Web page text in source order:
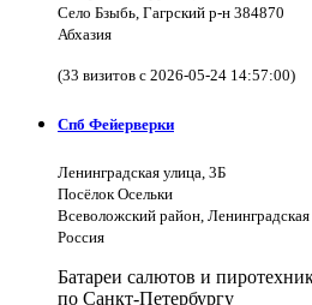
Село Бзыбь, Гагрский р-н 384870
Абхазия
(33 визитов с 2026-05-24 14:57:00)
Спб Фейерверки
Ленинградская улица, 3Б
Посёлок Осельки
Всеволожский район,
Россия
Батареи салютов и
по Санкт-Петербургу